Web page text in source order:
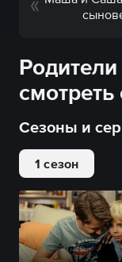
Родители
Сезоны и
1 сезон